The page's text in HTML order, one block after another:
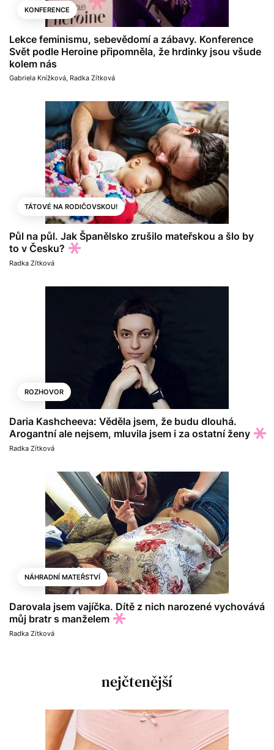
KONFERENCE
Lekce feminismu, sebevědomí a zábavy. Konference
Svět podle Heroine připomněla, že hrdinky jsou všude
kolem nás
Gabriela Knížková, Radka Zítková
TÁTOVÉ NA RODIČOVSKOU!
Půl na půl. Jak Španělsko zrušilo mateřskou a šlo by
to v Česku?
Radka Zítková
ROZHOVOR
Daria Kashcheeva: Věděla jsem, že budu dlouhá.
Arogantní ale nejsem, mluvila jsem i za ostatní ženy
Radka Zítková
NÁHRADNÍ MATEŘSTVÍ
Darovala jsem vajíčka. Dítě z nich narozené vychovává
můj bratr s manželem
Radka Zítková
nejčtenější